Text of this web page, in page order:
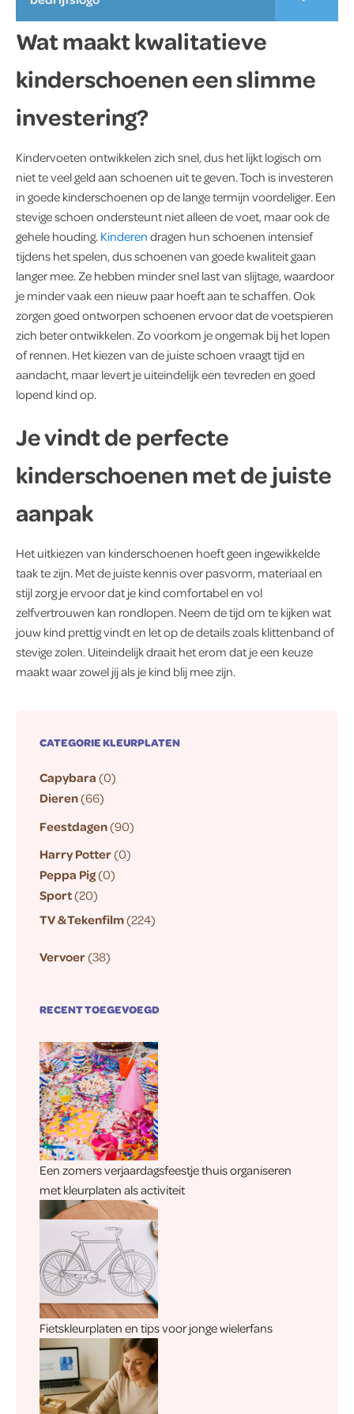
Wat maakt kwalitatieve
kinderschoenen een slimme
investering?
Kindervoeten ontwikkelen zich snel, dus het lijkt logisch om
niet te veel geld aan schoenen uit te geven. Toch is investeren
in goede kinderschoenen op de lange termijn voordeliger. Een
stevige schoen ondersteunt niet alleen de voet, maar ook de
gehele houding. Kinderen dragen hun schoenen intensief
tijdens het spelen, dus schoenen van goede kwaliteit gaan
langer mee. Ze hebben minder snel last van slijtage, waardoor
je minder vaak een nieuw paar hoeft aan te schaffen. Ook
zorgen goed ontworpen schoenen ervoor dat de voetspieren
zich beter ontwikkelen. Zo voorkom je ongemak bij het lopen
of rennen. Het kiezen van de juiste schoen vraagt tijd en
aandacht, maar levert je uiteindelijk een tevreden en goed
lopend kind op.
Je vindt de perfecte
kinderschoenen met de juiste
aanpak
Het uitkiezen van kinderschoenen hoeft geen ingewikkelde
taak te zijn. Met de juiste kennis over pasvorm, materiaal en
stijl zorg je ervoor dat je kind comfortabel en vol
zelfvertrouwen kan rondlopen. Neem de tijd om te kijken wat
jouw kind prettig vindt en let op de details zoals klittenband of
stevige zolen. Uiteindelijk draait het erom dat je een keuze
maakt waar zowel jij als je kind blij mee zijn.
CATEGORIE KLEURPLATEN
Capybara (0)
Dieren(66)
Feestdagen(90)
Harry Potter(0)
Peppa Pig(0)
Sport(20)
TV & Tekenfilm(224)
Vervoer(38)
RECENT TOEGEVOEGD
Een zomers verjaardagsfeestje thuis organiseren
met kleurplaten als activiteit
Fietskleurplaten en tips voor jonge wielerfans